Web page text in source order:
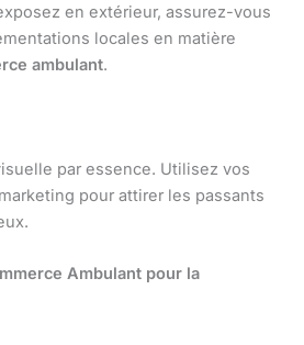
en extérieur, assurez-vous
locales en matière
ambulant.
par essence. Utilisez vos
pour attirer les passants
Ambulant pour la